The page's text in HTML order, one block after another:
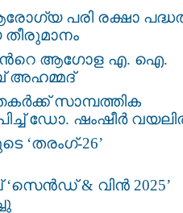
പരി രക്ഷാ
തീരുമാനം
ആഗോള എ. ഐ.
അഹമ്മദ്
സാമ്പത്തിക
ഡോ. ഷംഷീർ
26’
& വിൻ 2025’